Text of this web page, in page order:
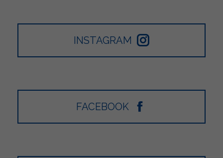
INSTAGRAM
FACEBOOK